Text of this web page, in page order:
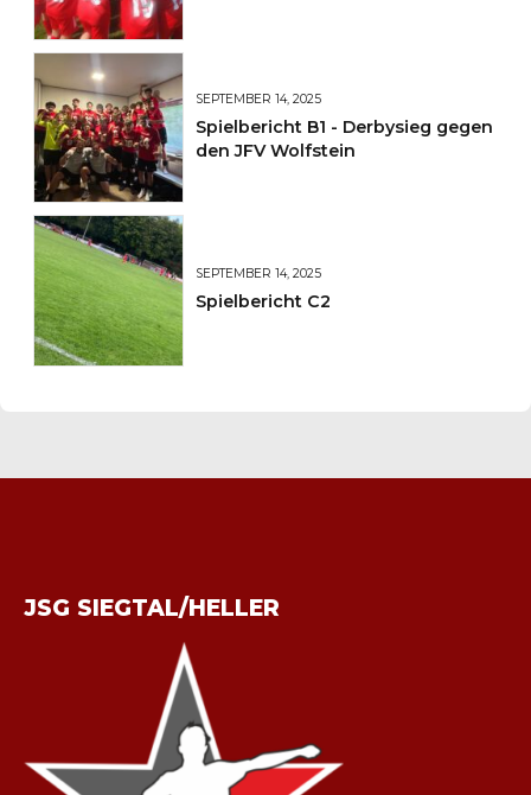
SEPTEMBER 14, 2025
Spielbericht B1 - Derbysieg gegen
den JFV Wolfstein
SEPTEMBER 14, 2025
Spielbericht C2
JSG SIEGTAL/HELLER